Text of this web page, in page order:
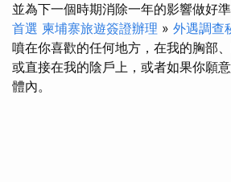
並為下一個時期消除一年的影響做好準
首選 柬埔寨旅遊簽證辦理 » 外遇調查
噴在你喜歡的任何地方，在我的胸部
或直接在我的陰戶上，或者如果你願
體內。